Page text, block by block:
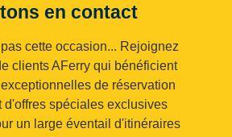
en contact
cette occasion... Rejoignez
clients AFerry qui bénéficient
de réservation
d'offres spéciales exclusives
un large éventail d'itinéraires